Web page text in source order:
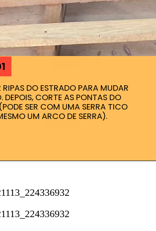
DO ESTRADO PARA MUDAR
DEPOIS, CORTE AS PONTAS DO
SER COM UMA SERRA TICO
UM ARCO DE SERRA).